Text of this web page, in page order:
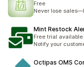
Free
Never lose
Mint Restock
Free trial available
Notify your
Octipas OMS